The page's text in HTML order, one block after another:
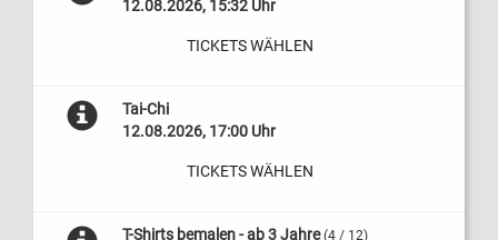
12.08.2026, 15:32 Uhr
TICKETS WÄHLEN
Tai-Chi
12.08.2026, 17:00 Uhr
TICKETS WÄHLEN
T-Shirts bemalen - ab 3 Jahre (4 / 12)